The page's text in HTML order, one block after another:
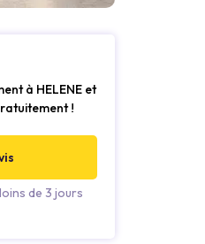
à HELENE et
!
de 3 jours